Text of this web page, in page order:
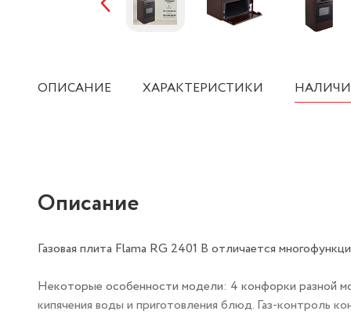
ОПИСАНИЕ ХАРАКТЕРИСТИКИ
Описание
Газовая плита Flama RG 2401 B отличается
Некоторые особенности модели: 4 конфорки разной
кипячения воды и приготовления блюд. Газ-контроль